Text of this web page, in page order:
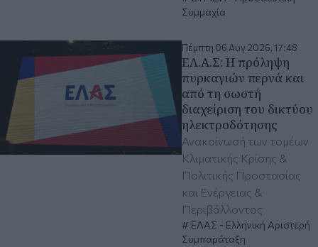
Συμμαχία
Πέμπτη 06 Αυγ 2026, 17:48
ΕΛ.Α.Σ: Η πρόληψη
πυρκαγιών περνά και
από τη σωστή
διαχείριση του δικτύου
ηλεκτροδότησης
Ανακοίνωσή των τομέων
Κλιματικής Κρίσης &
Πολιτικής Προστασίας
και Ενέργειας &
Περιβάλλοντος
ΕΛΑΣ - Ελληνική Αριστερή
Συμπαράταξη